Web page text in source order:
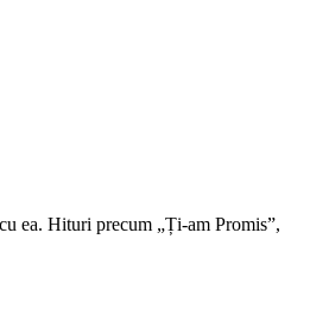
ea. Hituri precum „Ți-am Promis”,